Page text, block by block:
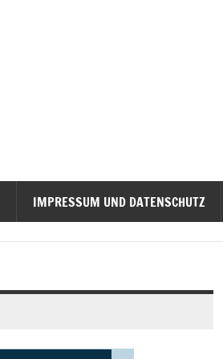
PSV
IMPRESSUM UND DATENSCHUTZ